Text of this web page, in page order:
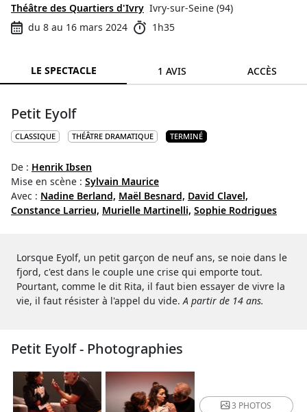
Théâtre des Quartiers d'Ivry Ivry-sur-Seine (94)
du 8 au 16 mars 2024
1h35
LE SPECTACLE 1 AVIS ACCÈS
Petit Eyolf
CLASSIQUE THÉÂTRE DRAMATIQUE TERMINÉ
De : Henrik Ibsen
Mise en scène : Sylvain Maurice
Avec : Nadine Berland, Maël Besnard, David Clavel,
Constance Larrieu, Murielle Martinelli, Sophie Rodrigues
Lorsque Eyolf, un petit garçon de neuf ans, se noie dans le
fjord, c'est dans le couple une crise qui emporte tout.
Pourtant, comme le dit Rita, il faut bien essayer de vivre la
vie, il faut résister à l'appel du vide.A partir de 14 ans.
Petit Eyolf - Photographies
3 PHOTOS